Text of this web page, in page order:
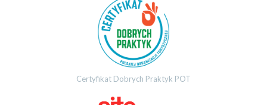
Certyfikat Dobrych Praktyk POT